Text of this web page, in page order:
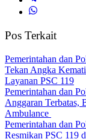
Pos Terkait
Pemerintahan dan
Tekan Angka
Layanan PSC 119
Pemerintahan dan
Anggaran Terbatas,
Ambulance
Pemerintahan dan
Resmikan PSC 119